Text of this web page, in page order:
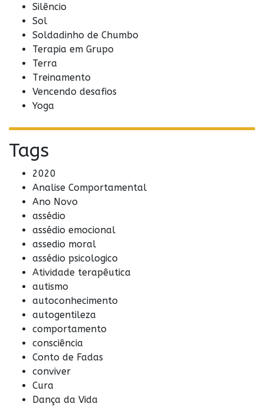
Silêncio
Sol
Soldadinho de Chumbo
Terapia em Grupo
Terra
Treinamento
Vencendo desafios
Yoga
Tags
2020
Analise Comportamental
Ano Novo
assédio
assédio emocional
assedio moral
assédio psicologico
Atividade terapêutica
autismo
autoconhecimento
autogentileza
comportamento
consciência
Conto de Fadas
conviver
Cura
Dança da Vida